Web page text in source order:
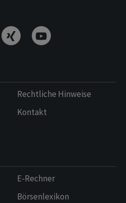
Rechtliche Hinweise
Kontakt
E-Rechner
Börsenlexikon